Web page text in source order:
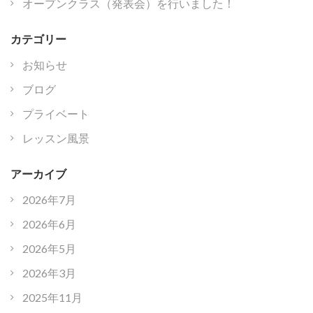
オープンクラス（発表会）を行いました！
カテゴリー
お知らせ
ブログ
プライベート
レッスン風景
アーカイブ
2026年7月
2026年6月
2026年5月
2026年3月
2025年11月